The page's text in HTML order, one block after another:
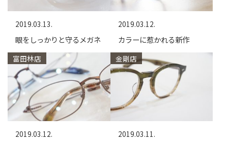
2019.03.13.
眼をしっかりと守るメガネ
2019.03.12.
カラーに惹かれる新作
富田林店
2019.03.12.
金剛店
2019.03.11.